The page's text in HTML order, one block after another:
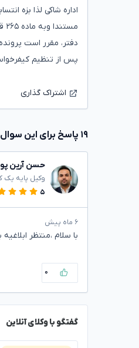
اداره شاکی لذا بزه انتسابی محرز
مستندا وبه ماده ۲۶۵ قانون آیین دادرسی کیفری مصوب ۱۳۹۲ با اصلاحات بعدی قرار جلب به دادرسی متهم صادر و اعلام می گردد.
دفتر، مقرر است پرونده برگ شماری، در اجرای ماده ۹۲
پس از تنظیم
اشتراک گذاری
۱۹ پاسخ برای این سوال ثبت شده
حسن آرین
وکیل پایه یک
۵
۶ ماه پیش
با سلام ،منتظر ابلاغیه
۰
گفتگو با وکلای آنلاین